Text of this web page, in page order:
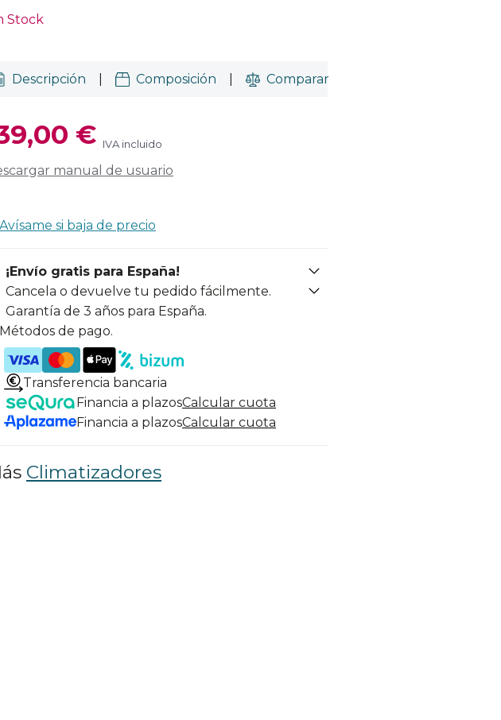
Stock
Descripción Composición Comparar
€ IVA incluido
manual de usuario
Avísame si baja de precio
¡Envío gratis para España!
Cancela o devuelve tu pedido fácilmente.
Garantía de 3 años para España.
Métodos de pago.
Transferencia bancaria
Financia a plazosCalcular cuota
Financia a plazosCalcular cuota
Climatizadores